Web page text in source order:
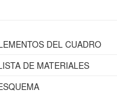
DEL CUADRO
DE MATERIALES